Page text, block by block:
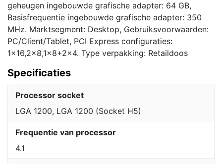
geheugen ingebouwde grafische adapter: 64 GB,
Basisfrequentie ingebouwde grafische adapter: 350
MHz. Marktsegment: Desktop, Gebruiksvoorwaarden:
PC/Client/Tablet, PCI Express configuraties:
1×16,2×8,1×8+2×4. Type verpakking: Retaildoos
Specificaties
Processor socket
LGA 1200, LGA 1200 (Socket H5)
Frequentie van processor
4.1